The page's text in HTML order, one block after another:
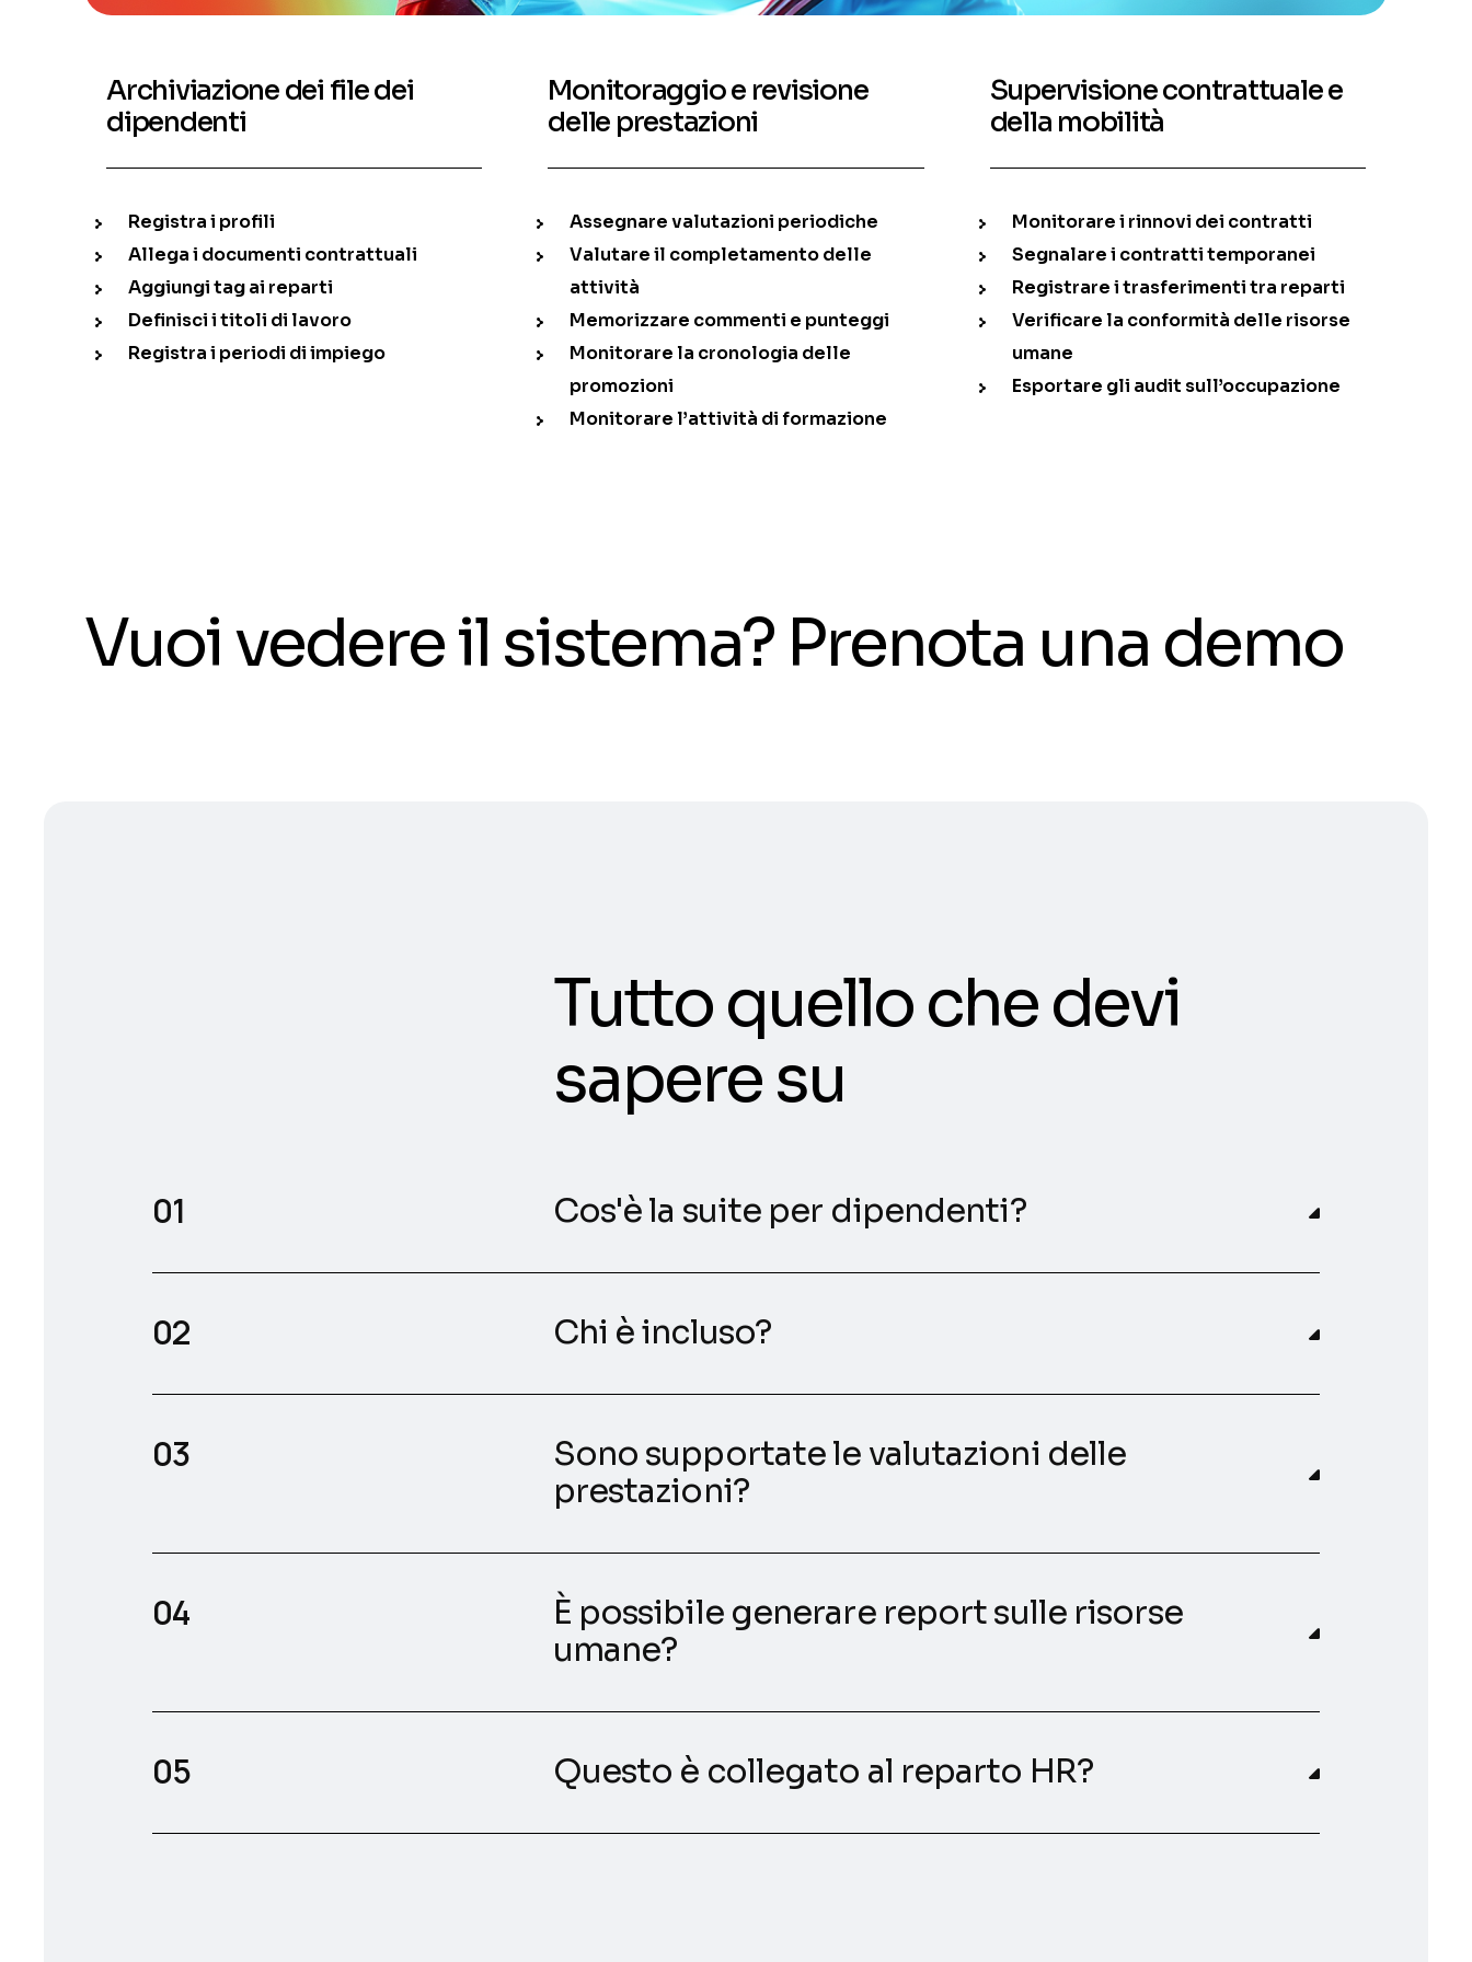
Archiviazione dei file dei
dipendenti
Registra i profili
Allega i documenti contrattuali
Aggiungi tag ai reparti
Definisci i titoli di lavoro
Registra i periodi di impiego
Monitoraggio e revisione
delle prestazioni
Assegnare valutazioni periodiche
Valutare il completamento delle
attività
Memorizzare commenti e punteggi
Monitorare la cronologia delle
promozioni
Monitorare l’attività di formazione
Supervisione contrattuale e
della mobilità
Monitorare i rinnovi dei contratti
Segnalare i contratti temporanei
Registrare i trasferimenti tra reparti
Verificare la conformità delle risorse
umane
Esportare gli audit sull’occupazione
Vuoi vedere il sistema? Prenota una demo
Tutto quello che devi
sapere su
Cos'è la suite per dipendenti?
Chi è incluso?
Sono supportate le valutazioni delle
prestazioni?
È possibile generare report sulle risorse
umane?
Questo è collegato al reparto HR?